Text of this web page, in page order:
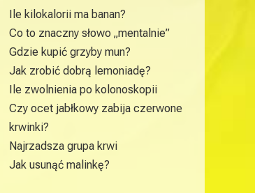
Ile kilokalorii ma banan?
Co to znaczny słowo „mentalnie”
Gdzie kupić grzyby mun?
Jak zrobić dobrą lemoniadę?
Ile zwolnienia po kolonoskopii
Czy ocet jabłkowy zabija czerwone
krwinki?
Najrzadsza grupa krwi
Jak usunąć malinkę?